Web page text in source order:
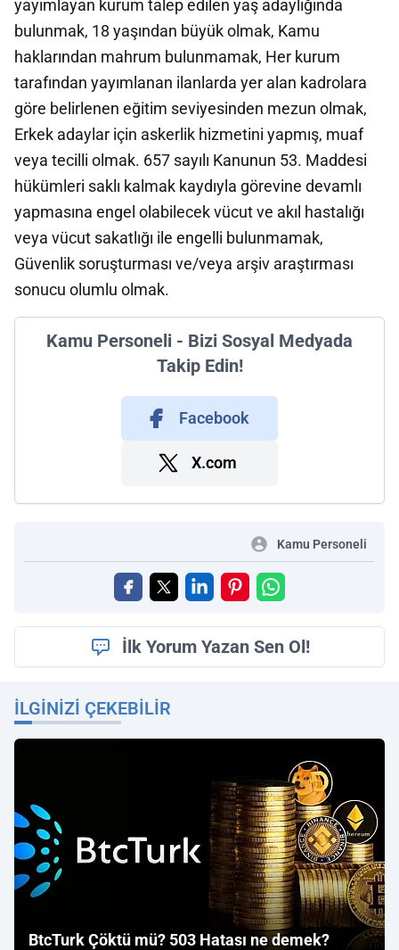
yayımlayan kurum talep edilen yaş adaylığında
bulunmak, 18 yaşından büyük olmak, Kamu
haklarından mahrum bulunmamak, Her kurum
tarafından yayımlanan ilanlarda yer alan kadrolara
göre belirlenen eğitim seviyesinden mezun olmak,
Erkek adaylar için askerlik hizmetini yapmış, muaf
veya tecilli olmak. 657 sayılı Kanunun 53. Maddesi
hükümleri saklı kalmak kaydıyla görevine devamlı
yapmasına engel olabilecek vücut ve akıl hastalığı
veya vücut sakatlığı ile engelli bulunmamak,
Güvenlik soruşturması ve/veya arşiv araştırması
sonucu olumlu olmak.
Kamu Personeli - Bizi Sosyal Medyada
Takip Edin!
Facebook
X.com
Kamu Personeli
İlk Yorum Yazan Sen Ol!
İLGINIZI ÇEKEBILIR
BtcTurk Çöktü mü? 503 Hatası ne demek?